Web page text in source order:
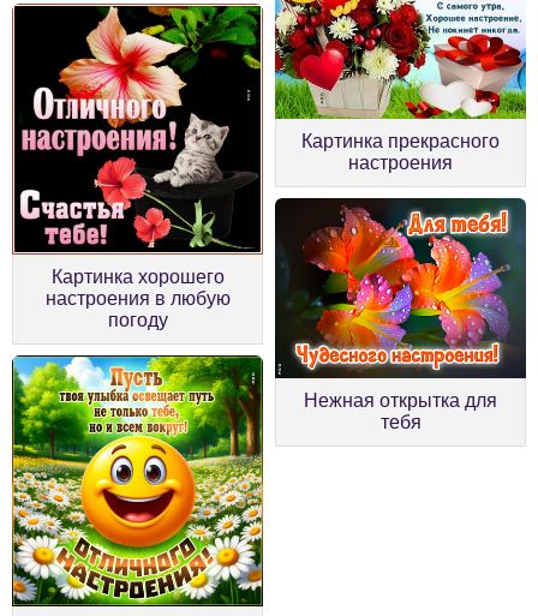
Картинка хорошего
настроения в любую
погоду
Картинка прекрасного
настроения
Нежная открытка для
тебя